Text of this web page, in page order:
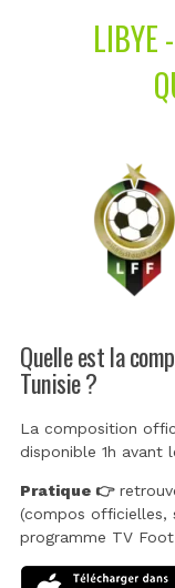
LIBYE
Quelle est la
Tunisie ?
La composition
disponible 1h avant
Pratique 👉
(compos officielles,
programme TV Foot